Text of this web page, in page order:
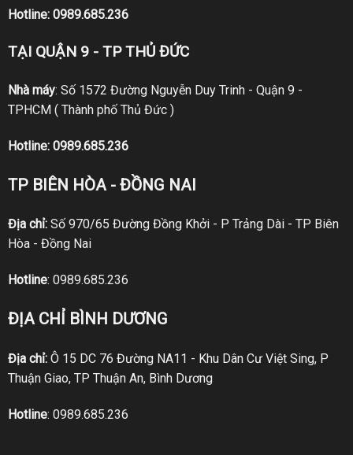
Hotline: 0989.685.236
TẠI QUẬN 9 - TP THỦ ĐỨC
Nhà máy: Số 1572 Đường Nguyễn Duy Trinh - Quận 9 -
TPHCM ( Thành phố Thủ Đức )
Hotline: 0989.685.236
TP BIÊN HÒA - ĐỒNG NAI
Địa chỉ:Số 970/65 Đường Đồng Khởi - P Trảng Dài - TP Biên
Hòa - Đồng Nai
Hotline: 0989.685.236
ĐỊA CHỈ BÌNH DƯƠNG
Địa chỉ:Ô 15 DC 76 Đường NA11 - Khu Dân Cư Việt Sing, P
Thuận Giao, TP Thuận An, Bình Dương
Hotline: 0989.685.236